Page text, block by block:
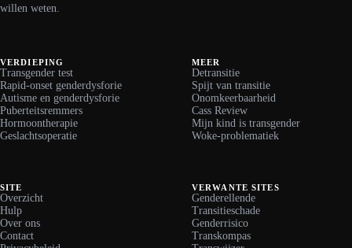
willen weten.
VERDIEPING
Transgender test
Rapid-onset genderdysforie
Autisme en genderdysforie
Puberteitsremmers
Hormoontherapie
Geslachtsoperatie
MEER
Detransitie
Spijt van transitie
Onomkeerbaarheid
Cass Review
Mijn kind is transgender
Woke-problematiek
SITE
Overzicht
Hulp
Over ons
Contact
VERWANTE SITES
Genderellende
Transitieschade
Genderrisico
Transkompas